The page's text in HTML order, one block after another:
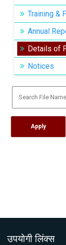
Training &
Annual
Details of
Notices
उपयोगी लिंक्स